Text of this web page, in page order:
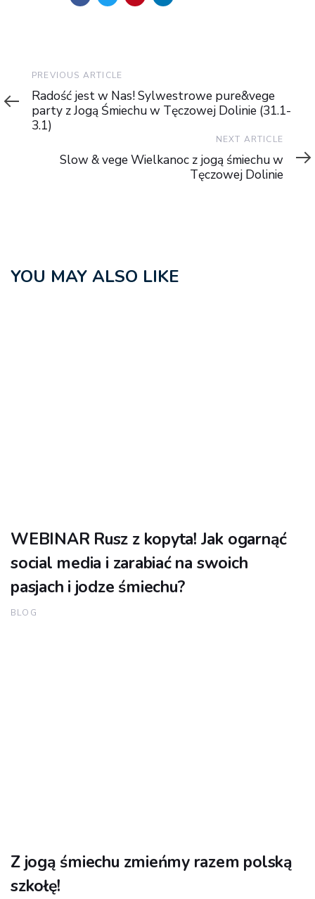
Previous
Article
PREVIOUS ARTICLE
Radość jest w Nas! Sylwestrowe pure&vege
party z Jogą Śmiechu w Tęczowej Dolinie (31.1-
3.1)
NEXT ARTICLE
Slow & vege Wielkanoc z jogą śmiechu w
Tęczowej Dolinie
YOU MAY ALSO LIKE
WEBINAR Rusz z kopyta! Jak ogarnąć
social media i zarabiać na swoich
pasjach i jodze śmiechu?
BLOG
Z jogą śmiechu zmieńmy razem polską
szkołę!